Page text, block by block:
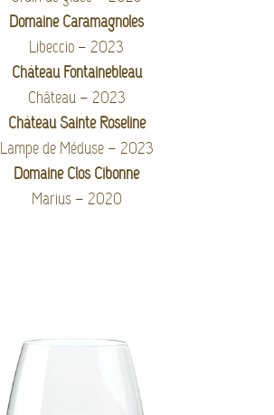
Domaine Caramagnoles
Libeccio – 2023
Château Fontainebleau
Château – 2023
Château Sainte Roseline
Lampe de Méduse – 2023
Domaine Clos Cibonne
Marius – 2020